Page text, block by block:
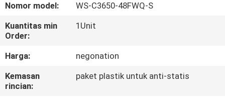
TUR
PABRIK
KONTROL
KUALITAS
Nomor model:
WS-C3650-48FWQ-S
Kuantitas min
Order:
1Unit
Harga:
negonation
Kemasan
rincian:
paket plastik untuk anti-statis